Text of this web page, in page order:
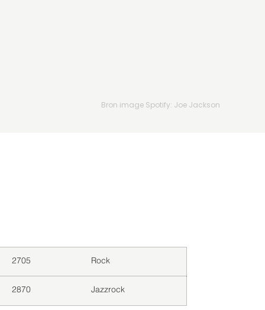
Bron image Spotify: Joe Jackson
2705 Rock
2870 Jazzrock